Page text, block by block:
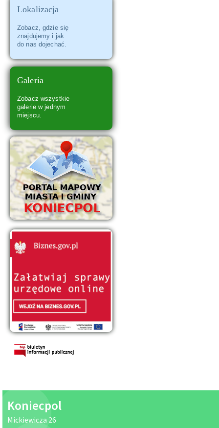
Zespół Szkół w Koniecpolu
Zabytkowy Kościół Trójcy Świętej
Kościół pw. św. Michała Archanioła
Lokalizacja
Zobacz, gdzie się
znajdujemy i jak
do nas dojechać.
Galeria
Zobacz wszystkie
galerie w jednym
miejscu.